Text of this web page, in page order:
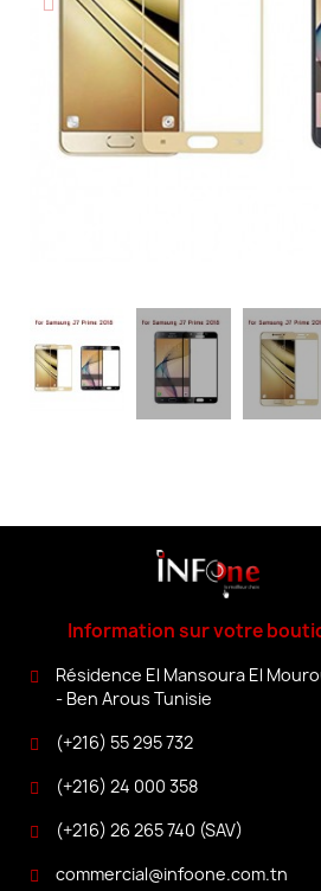
Information sur votre
Résidence El Mansoura El
- Ben Arous Tunisie
(+216) 55 295 732
(+216) 24 000 358
(+216) 26 265 740 (SAV)
commercial@infoone.com.tn